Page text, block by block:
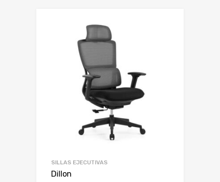
SILLAS EJECUTIVAS
Dillon